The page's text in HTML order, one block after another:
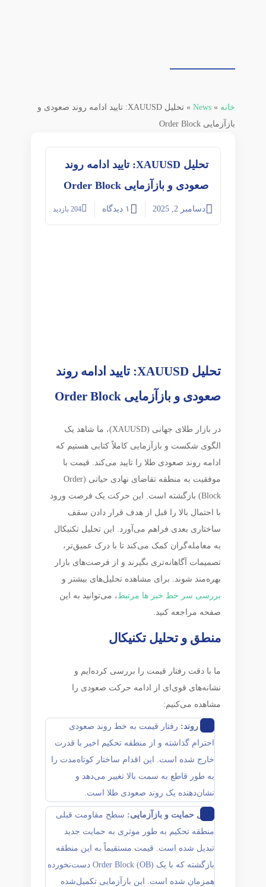
خانه »
News
»
تحلیل XAUUSD: تایید ادامه روند صعودی و
بازآزمایی Order Block
تحلیل XAUUSD: تایید ادامه روند
صعودی و بازآزمایی Order Block
دسامبر 2, 2025 ۱ دیدگاه 204 بازدید
تحلیل XAUUSD: تایید ادامه روند
صعودی و بازآزمایی Order Block
در بازار طلای جهانی (XAUUSD)، ما شاهد یک
الگوی شکست و بازآزمایی کاملاً کتابی هستیم که
ادامه روند صعودی طلا را تایید می‌کند. قیمت با
موفقیت به منطقه تقاضای نهادی حیاتی (Order
Block) بازگشته است. این حرکت یک فرصت ورود
با احتمال بالا را قبل از هدف قرار دادن سقف
ساختاری بعدی فراهم می‌آورد. این تحلیل تکنیکال
به معامله‌گران کمک می‌کند تا با درک عمیق‌تر،
تصمیمات آگاهانه‌تری بگیرند و از فرصت‌های بازار
بهره‌مند شوند. برای مشاهده تحلیل‌های بیشتر و
بررسی سر خط خبر ها مرتبط، می‌توانید به این
صفحه مراجعه کنید.
منطق و تحلیل تکنیکال
ما با دقت رفتار قیمت را بررسی کرده‌ایم و
نشانه‌های قوی‌ای از ادامه حرکت صعودی را
مشاهده می‌کنیم:
تایید روند: رفتار قیمت به خط روند صعودی
احترام گذاشته و از منطقه تحکیم اخیر با قدرت
خارج شده است. این اقدام ساختار کوتاه‌مدت را
به طور قاطع به سمت بالا تغییر می‌دهد و
نشان‌دهنده یک روند صعودی طلا است.
تبدیل حمایت و بازآزمایی: سطح مقاومت قبلی
منطقه تحکیم به طور موثری به حمایت جدید
تبدیل شده است. قیمت مستقیماً به این منطقه
بازگشته که با یک Order Block (OB) دست‌نخورده
همزمان شده است. این بازآزمایی تکمیل‌شده